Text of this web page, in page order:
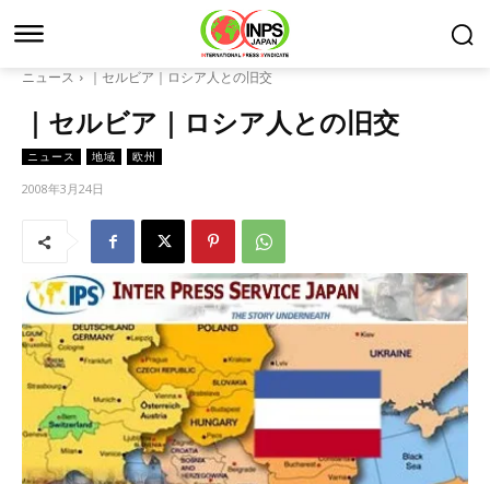
ニュース ｜セルビア｜ロシア人との旧交
｜セルビア｜ロシア人との旧交
ニュース 地域 欧州
2008年3月24日